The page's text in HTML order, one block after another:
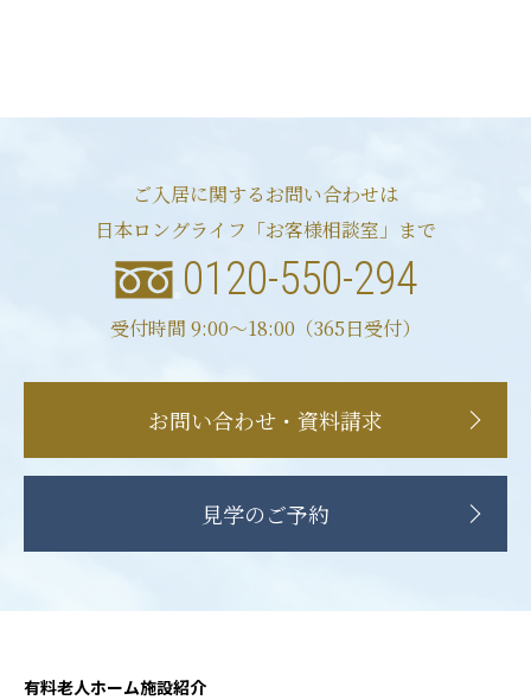
ご入居に関するお問い合わせは
日本ロングライフ「お客様相談室」まで
0120-550-294
受付時間 9:00〜18:00（365日受付）
お問い合わせ・資料請求
見学のご予約
有料老人ホーム施設紹介